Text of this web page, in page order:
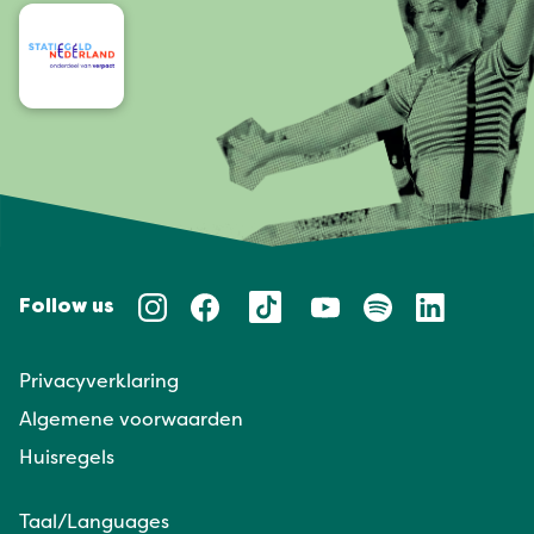
Follow us
Privacyverklaring
Algemene voorwaarden
Huisregels
Taal/Languages